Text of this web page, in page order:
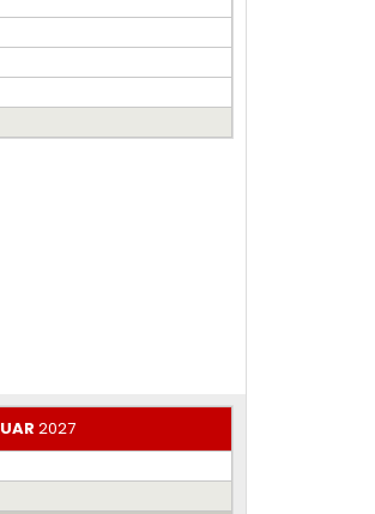
2027